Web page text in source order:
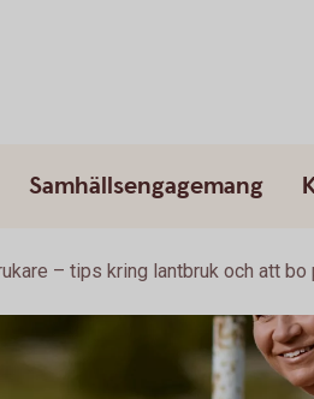
Samhällsengagemang
– tips kring lantbruk och att bo